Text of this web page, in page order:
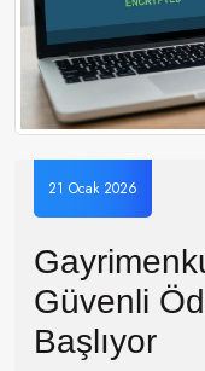
21 Ocak 2026
Güvenli
Başlıyor